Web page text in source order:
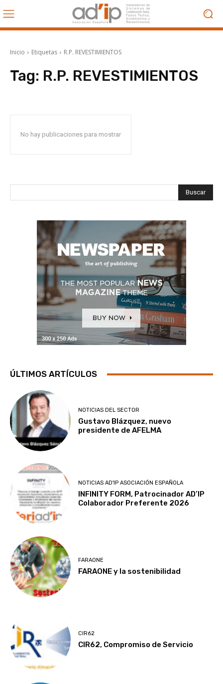
Inicio Etiquetas R.P. REVESTIMIENTOS
Tag: R.P. REVESTIMIENTOS
No hay publicaciones para mostrar
Buscar
ÚLTIMOS ARTÍCULOS
NOTICIAS DEL SECTOR
Gustavo Blázquez, nuevo
presidente de AFELMA
NOTICIAS AD'IP ASOCIACIÓN ESPAÑOLA
INFINITY FORM, Patrocinador AD’IP
Colaborador Preferente 2026
FARAONE
FARAONE y la sostenibilidad
CIR62
CIR62, Compromiso de Servicio